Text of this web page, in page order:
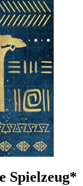
Spielzeug*